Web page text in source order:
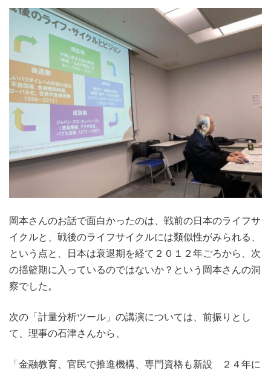
岡本さんのお話で面白かったのは、戦前の日本のライフサ
イクルと、戦後のライフサイクルには類似性がみられる、
という点と、日本は衰退期を経て２０１２年ごろから、次
の揺籃期に入っているのではないか？という岡本さんの洞
察でした。
次の「計量分析ツール」の講演については、前振りとし
て、理事の石津さんから、
「金融教育、官民で推進機構、専門資格も新設 ２４年に